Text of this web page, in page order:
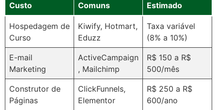
Custo
Comuns
Estimado
Hospedagem de
Curso
Kiwify, Hotmart,
Eduzz
Taxa variável
(8% a 10%)
E-mail
Marketing
ActiveCampaign
, Mailchimp
R$ 150 a R$
500/mês
Construtor de
Páginas
ClickFunnels,
Elementor
R$ 250 a R$
600/ano